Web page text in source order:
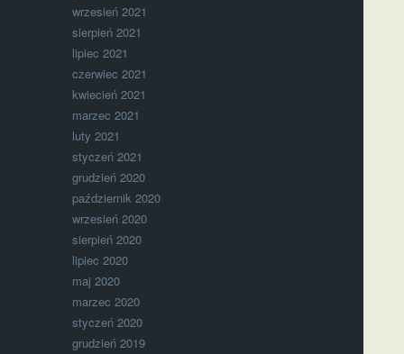
wrzesień 2021
sierpień 2021
lipiec 2021
czerwiec 2021
kwiecień 2021
marzec 2021
luty 2021
styczeń 2021
grudzień 2020
październik 2020
wrzesień 2020
sierpień 2020
lipiec 2020
maj 2020
marzec 2020
styczeń 2020
grudzień 2019